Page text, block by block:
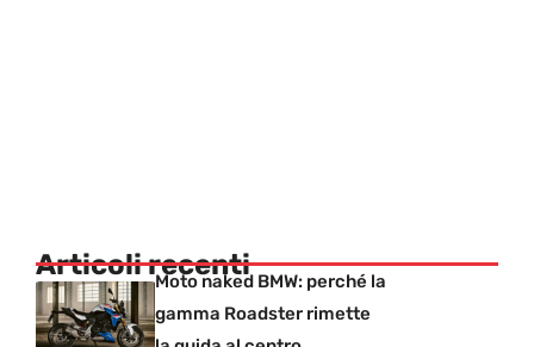
Articoli recentiMoto naked BMW: perché la
gamma Roadster rimette